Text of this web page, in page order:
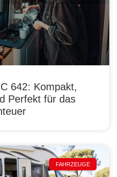
642: Kompakt,
Perfekt für das
FAHRZEUGE